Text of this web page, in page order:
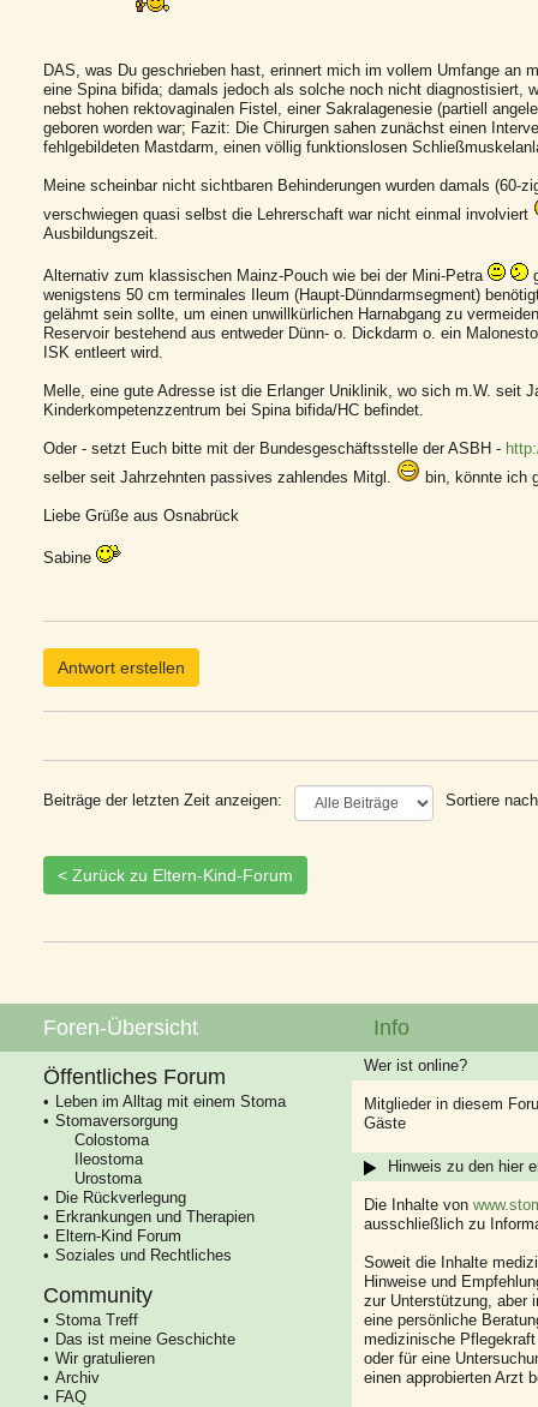
DAS, was Du geschrieben hast, erinnert mich im vollem Umfange an
eine Spina bifida; damals jedoch als solche noch nicht diagnostisiert,
nebst hohen rektovaginalen Fistel, einer Sakralagenesie (partiell
geboren worden war; Fazit: Die Chirurgen sahen zunächst einen
fehlgebildeten Mastdarm, einen völlig funktionslosen
Meine scheinbar nicht sichtbaren Behinderungen wurden damals (60-
verschwiegen quasi selbst die Lehrerschaft war nicht einmal involviert
Ausbildungszeit.
Alternativ zum klassischen Mainz-Pouch wie bei der Mini-Petra
wenigstens 50 cm terminales Ileum (Haupt-Dünndarmsegment)
gelähmt sein sollte, um einen unwillkürlichen Harnabgang zu
Reservoir bestehend aus entweder Dünn- o. Dickdarm o. ein
ISK entleert wird.
Melle, eine gute Adresse ist die Erlanger Uniklinik, wo sich m.W. seit
Kinderkompetenzzentrum bei Spina bifida/HC befindet.
Oder - setzt Euch bitte mit der Bundesgeschäftsstelle der ASBH -
selber seit Jahrzehnten passives zahlendes Mitgl.
bin, könnte ich
Liebe Grüße aus Osnabrück
Sabine
Antwort erstellen
Beiträge der letzten Zeit anzeigen: Sortiere
< Zurück zu Eltern-Kind-Forum
Foren-Übersicht
Öffentliches Forum
Leben im Alltag mit einem Stoma
Stomaversorgung
Colostoma
Ileostoma
Urostoma
Die Rückverlegung
Erkrankungen und Therapien
Eltern-Kind Forum
Soziales und Rechtliches
Community
Stoma Treff
Das ist meine Geschichte
Wir gratulieren
Archiv
FAQ
Info
Wer ist online?
Mitglieder in diesem
Gäste
Hinweis zu den hier
Die Inhalte von
ausschließlich zu
Soweit die Inhalte
Hinweise und
zur Unterstützung, aber
eine persönliche
medizinische
oder für eine
einen approbierten Arzt